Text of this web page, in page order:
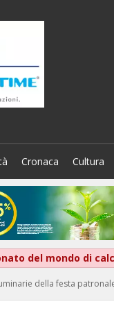
Cronaca Cultura
del mondo di
della festa